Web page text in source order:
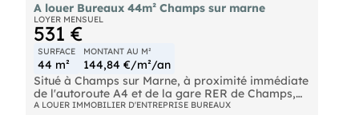
A louer Bureaux 44m² Champs sur marne
LOYER MENSUEL
531 €
SURFACE
44 m²
MONTANT AU M²
144,84 €/m²/an
Situé à Champs sur Marne, à proximité immédiate
de l'autoroute A4 et de la gare RER de Champs,
ImmprNotre équipe propose à la location, au sein
A LOUER IMMOBILIER D'ENTREPRISE BUREAUX